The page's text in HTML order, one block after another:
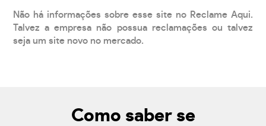
Não há informações sobre esse site no Reclame Aqui.
Talvez a empresa não possua reclamações ou talvez
seja um site novo no mercado.
Como saber se